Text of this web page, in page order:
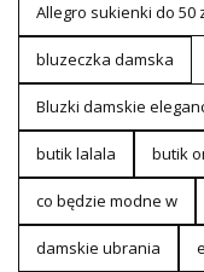
Allegro sukienki do 50
bluzeczka damska
Bluzki damskie
butik lalala butik
co będzie modne w
damskie ubrania